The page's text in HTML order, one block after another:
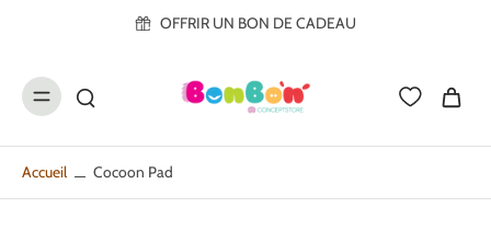
OFFRIR UN BON DE CADEAU
Accueil Cocoon Pad